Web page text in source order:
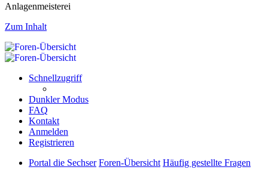
Anlagenmeisterei
Zum Inhalt
Schnellzugriff
Dunkler Modus
FAQ
Kontakt
Anmelden
Registrieren
Portal die Sechser Foren-Übersicht Häufig gestellte Fragen